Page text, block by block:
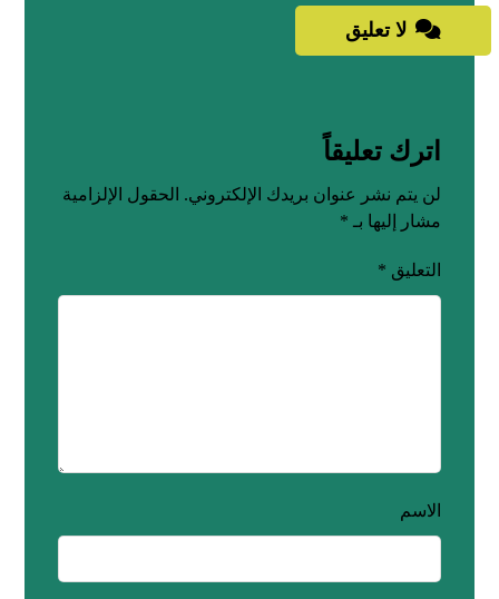
لا تعليق
اترك تعليقاً
لن يتم نشر عنوان بريدك الإلكتروني. الحقول الإلزامية
مشار إليها بـ *
التعليق *
الاسم